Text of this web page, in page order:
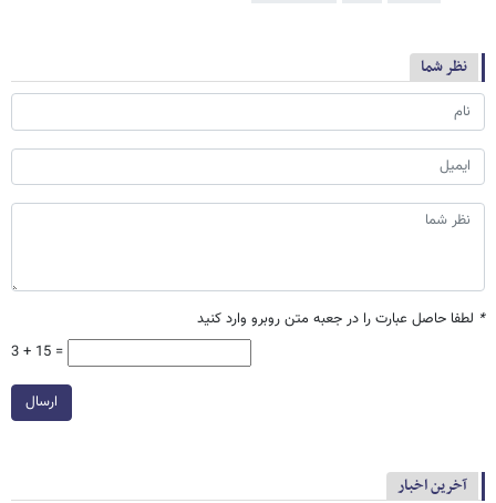
نظر شما
* لطفا حاصل عبارت را در جعبه متن روبرو وارد کنید
3 + 15 =
ارسال
آخرین اخبار